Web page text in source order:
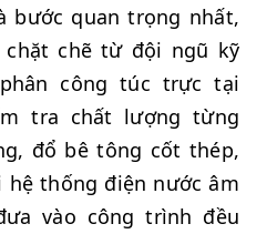
bước quan trọng nhất,
chẽ từ đội ngũ kỹ
công túc trực tại
tra chất lượng từng
đổ bê tông cốt thép,
thống điện nước âm
vào công trình đều